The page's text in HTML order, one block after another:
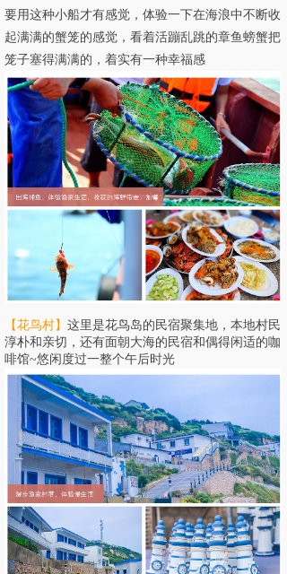
要用这种小船才有感觉，体验一下在海浪中不断收
起满满的蟹笼的感觉，看着活蹦乱跳的章鱼螃蟹把
笼子塞得满满的，着实有一种幸福感
【花鸟村】 这里是花鸟岛的民宿聚集地， 本地村民
淳朴和亲切 ，还有面朝大海的民宿和偶得闲适的咖
啡馆~悠闲度过一整个午后时光